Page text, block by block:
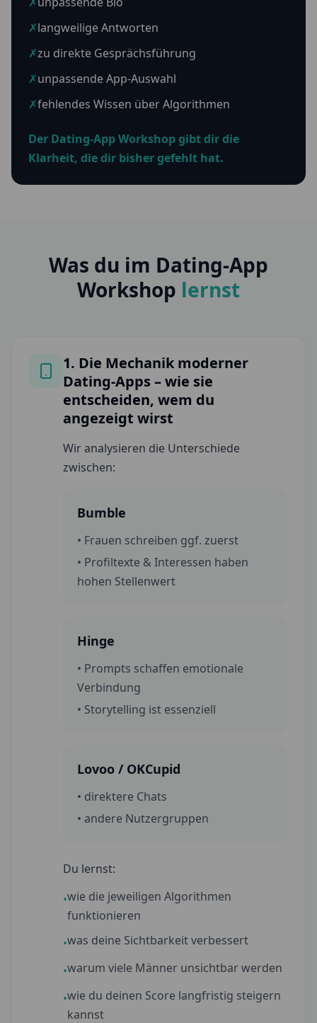
✗langweilige Antworten
✗zu direkte Gesprächsführung
✗unpassende App-Auswahl
✗fehlendes Wissen über Algorithmen
Der Dating-App Workshop gibt dir die
Klarheit, die dir bisher gefehlt hat.
Was du im Dating-App
Workshop lernst
1. Die Mechanik moderner
Dating-Apps – wie sie
entscheiden, wem du
angezeigt wirst
Wir analysieren die Unterschiede
zwischen:
Bumble
• Frauen schreiben ggf. zuerst
• Profiltexte & Interessen haben
hohen Stellenwert
Hinge
• Prompts schaffen emotionale
Verbindung
• Storytelling ist essenziell
Lovoo / OKCupid
• direktere Chats
• andere Nutzergruppen
Du lernst:
•wie die jeweiligen Algorithmen
funktionieren
•was deine Sichtbarkeit verbessert
•warum viele Männer unsichtbar werden
•wie du deinen Score langfristig steigern
kannst